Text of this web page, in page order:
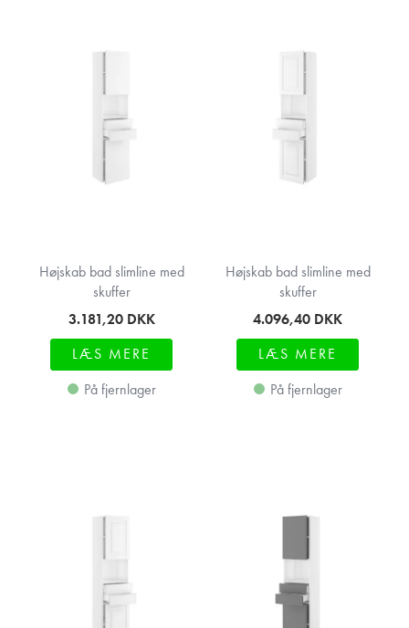
Højskab bad slimline med
skuffer
3.181,20 DKK
LÆS MERE
På fjernlager
Højskab bad slimline med
skuffer
4.096,40 DKK
LÆS MERE
På fjernlager